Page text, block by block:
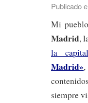
Publicado
Mi
Madrid,
la
Madrid»
siempre